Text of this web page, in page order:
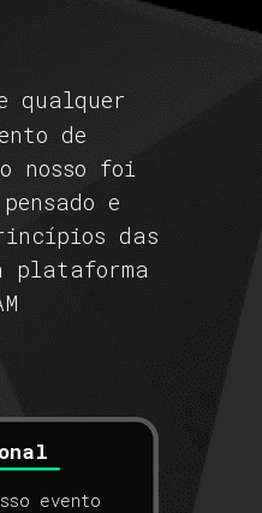
qualquer
de
nosso foi
e
das
plataforma
evento